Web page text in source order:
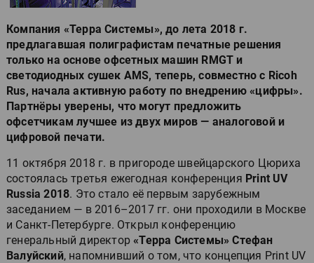
Компания «Терра Системы», до лета 2018 г.
предлагавшая полиграфистам печатные решения
только на основе офсетных машин RMGT и
светодиодных сушек AMS, теперь, совместно с Ricoh
Rus, начала активную работу по внедрению «цифры».
Партнёры уверены, что могут предложить
офсетчикам лучшее из двух миров — аналоговой и
цифровой печати.
11 октября 2018 г. в пригороде швейцарского Цюриха
состоялась третья ежегодная конференция Print UV
Russia 2018. Это стало её первым зарубежным
заседанием — в 2016–2017 гг. они проходили в Москве
и Санкт-Петербурге. Открыл конференцию
генеральный директор «Терра Системы» Стефан
Валуйский, напомнивший о том, что концепция Print UV